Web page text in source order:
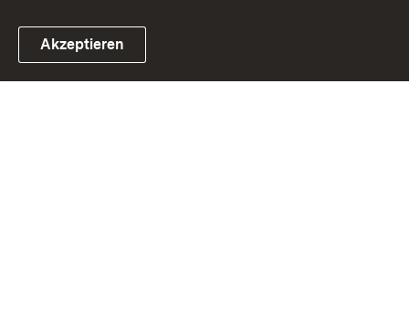
Link zum Landesportal
Akzeptieren